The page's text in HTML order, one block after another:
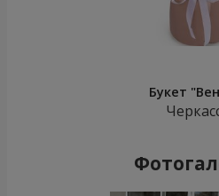
Букет